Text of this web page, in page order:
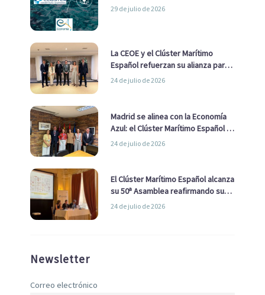
29 de julio de 2026
La CEOE y el Clúster Marítimo
Español refuerzan su alianza para
impulsar una estrategia Nacional
24 de julio de 2026
Madrid se alinea con la Economía
Azul: el Clúster Marítimo Español y
la Real Liga Naval avanzan alianzas
24 de julio de 2026
El Clúster Marítimo Español alcanza
su 50ª Asamblea reafirmando su
liderazgo en la Economía Azul
24 de julio de 2026
Newsletter
Correo electrónico